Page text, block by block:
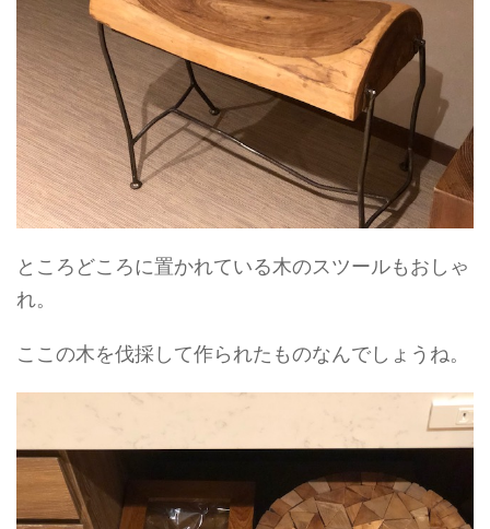
ところどころに置かれている木のスツールもおしゃ
れ。
ここの木を伐採して作られたものなんでしょうね。